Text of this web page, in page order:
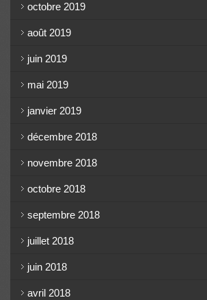
octobre 2019
août 2019
juin 2019
mai 2019
janvier 2019
décembre 2018
novembre 2018
octobre 2018
septembre 2018
juillet 2018
juin 2018
avril 2018